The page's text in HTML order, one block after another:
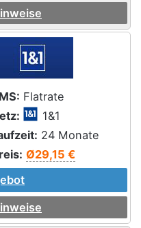
Flatrate
1&1
24 Monate
Ø29,15 €